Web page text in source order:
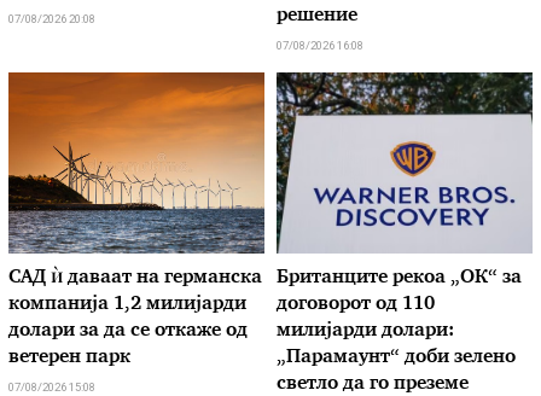
07/08/2026 20:08
решение
07/08/2026 16:08
САД ѝ даваат на германска
компанија 1,2 милијарди
долари за да се откаже од
ветерен парк
07/08/2026 15:08
Британците рекоа „ОК“ за
договорот од 110
милијарди долари:
„Парамаунт“ доби зелено
светло да го преземе